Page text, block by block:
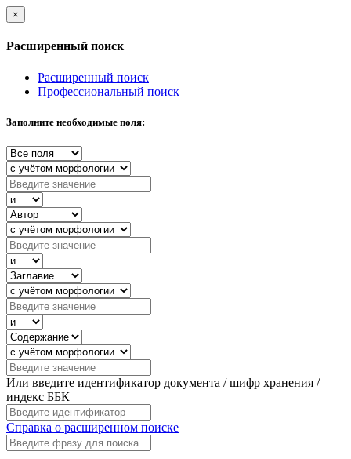
×
Расширенный поиск
Расширенный поиск
Профессиональный поиск
Заполните необходимые поля:
Или введите идентификатор документа / шифр хранения /
индекс ББК
Справка о расширенном поиске